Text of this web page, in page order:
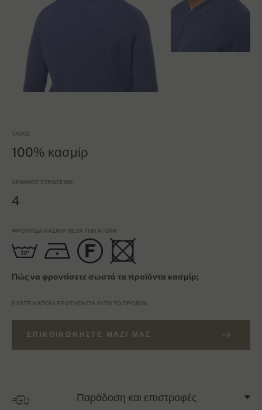
ΥΛΙΚΌ
100% κασμίρ
ΑΡΙΘΜΌΣ ΣΤΡΏΣΕΩΝ
4
ΦΡΟΝΤΊΔΑ ΚΑΣΜΊΡ ΜΕΤΆ ΤΗΝ ΑΓΟΡΆ
Πώς να φροντίσετε σωστά τα προϊόντα κασμίρ;
ΈΧΕΤΕ ΚΆΠΟΙΑ ΕΡΏΤΗΣΗ ΓΙΑ ΑΥΤΌ ΤΟ ΠΡΟΪΌΝ;
ΕΠΙΚΟΙΝΩΝΉΣΤΕ ΜΑΖΊ ΜΑΣ
Παράδοση και επιστροφές